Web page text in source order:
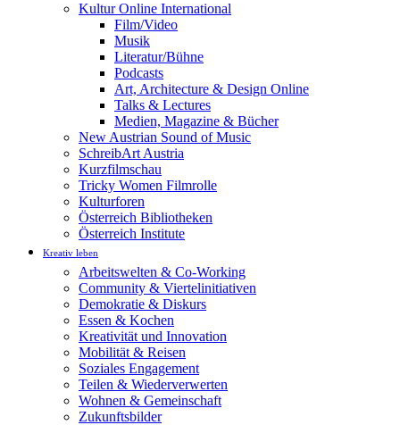
Kultur Online International
Film/Video
Musik
Literatur/Bühne
Podcasts
Art, Architecture & Design Online
Talks & Lectures
Medien, Magazine & Bücher
New Austrian Sound of Music
SchreibArt Austria
Kurzfilmschau
Tricky Women Filmrolle
Kulturforen
Österreich Bibliotheken
Österreich Institute
Kreativ leben
Arbeitswelten & Co-Working
Community & Viertelinitiativen
Demokratie & Diskurs
Essen & Kochen
Kreativität und Innovation
Mobilität & Reisen
Soziales Engagement
Teilen & Wiederverwerten
Wohnen & Gemeinschaft
Zukunftsbilder